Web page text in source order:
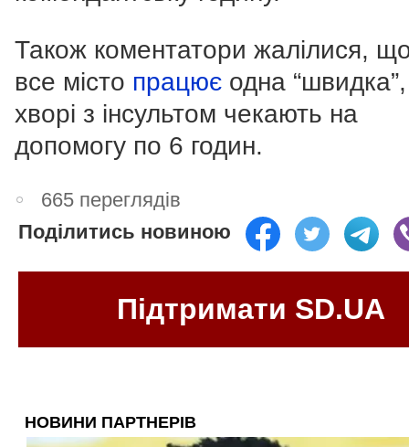
Також коментатори жалілися,
все місто працює одна
хворі з інсультом чекають на
допомогу по 6 годин.
665 переглядів
Поділитись новиною
Підтримати SD.UA